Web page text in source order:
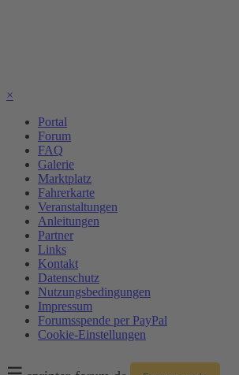
×
Portal
Forum
FAQ
Galerie
Marktplatz
Fahrerkarte
Veranstaltungen
Anleitungen
Partner
Links
Kontakt
Datenschutz
Nutzungsbedingungen
Impressum
Forumsspende per PayPal
Cookie-Einstellungen